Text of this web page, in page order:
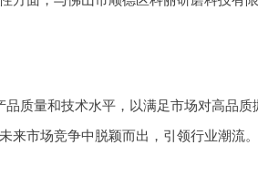
质量和技术水平，以满足市场对高品质
来市场竞争中脱颖而出，引领行业潮流